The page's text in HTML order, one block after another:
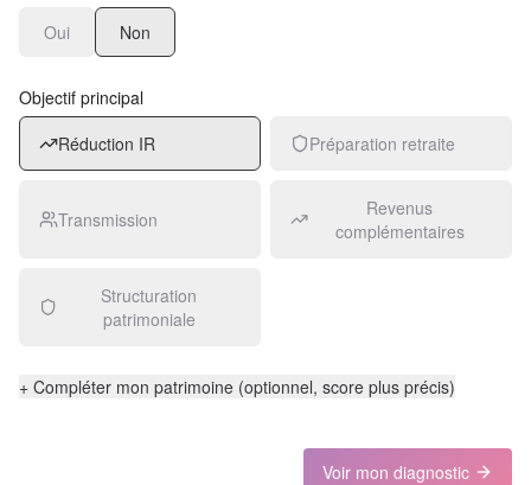
Oui
Non
Objectif principal
Réduction IR
Préparation retraite
Transmission
Revenus
complémentaires
Structuration
patrimoniale
+ Compléter mon patrimoine (optionnel, score plus précis)
Voir mon diagnostic